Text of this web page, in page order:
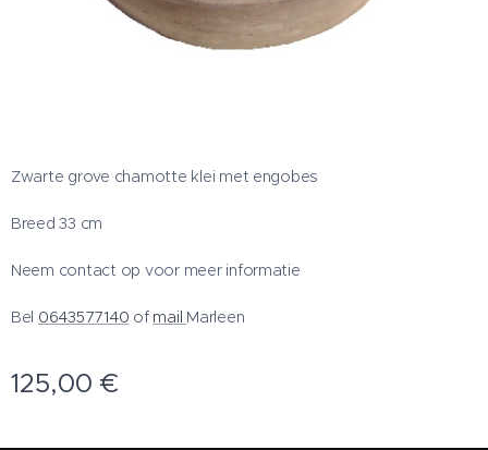
Zwarte grove chamotte klei met engobes
Breed 33 cm
Neem contact op voor meer informatie
Bel 0643577140 of mail Marleen
125,00 €